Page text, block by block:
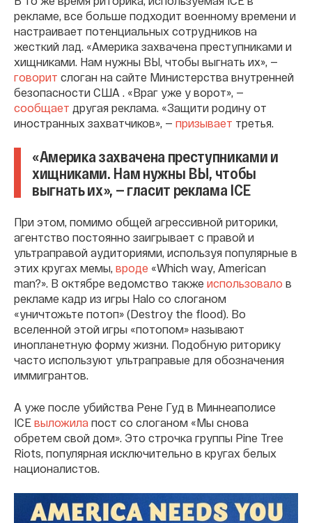
рекламе, все больше подходит военному времени и
настраивает потенциальных сотрудников на
жесткий лад. «Америка захвачена преступниками и
хищниками. Нам нужны ВЫ, чтобы выгнать их», —
говорит слоган на сайте Министерства внутренней
безопасности США . «Враг уже у ворот», —
сообщает другая реклама. «Защити родину от
иностранных захватчиков», — призывает третья.
«Америка захвачена преступниками и
хищниками. Нам нужны ВЫ, чтобы
выгнать их», — гласит реклама ICE
При этом, помимо общей агрессивной риторики,
агентство постоянно заигрывает с правой и
ультраправой аудиториями, используя популярные в
этих кругах мемы, вроде «Which way, American
man?». В октябре ведомство также использовало в
рекламе кадр из игры Halo со слоганом
«уничтожьте потоп» (Destroy the flood). Во
вселенной этой игры «потопом» называют
инопланетную форму жизни. Подобную риторику
часто используют ультраправые для обозначения
иммигрантов.
А уже после убийства Рене Гуд в Миннеаполисе
ICE выложила пост со слоганом «Мы снова
обретем свой дом». Это строчка группы Pine Tree
Riots, популярная исключительно в кругах белых
националистов.